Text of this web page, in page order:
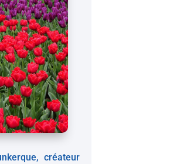
créateur